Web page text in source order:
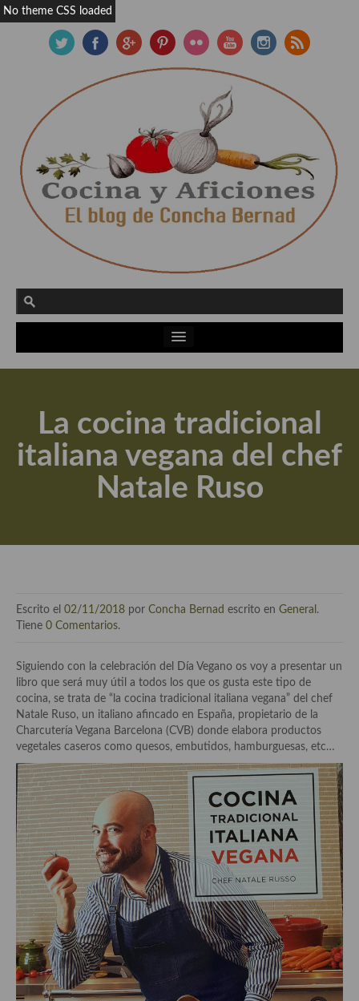
Actualidad y recomendaciones
Apuntes, estudios sobre temas interesantes e importantes
Aceite de Oliva Virgen Extra (AOVE)
Recetas maridadas con los mejores AOVES
Tiendas especiales
Especias, hierbas, condimentos, espesantes y aditivos
Historia de la gastronomía, platos celebres, cocineros, críticos,
historias culinarias y otras cosas
Origen y evolución de la comida
Protocolo y buenas maneras.
Ocio – restaurantes, bares, tabernas
Viajes eno-gastro-turísticos
En El Candelero
Las opiniones de la «Cocinera»
Prensa
Recetas
La cocina tradicional
italiana vegana del chef
Natale Ruso
Escrito el 02/11/2018 por Concha Bernad escrito en General .
Tiene 0 Comentarios.
Siguiendo con la celebración del Día Vegano os voy a presentar un
libro que será muy útil a todos los que os gusta este tipo de
cocina, se trata de “la cocina tradicional italiana vegana” del chef
Natale Ruso, un italiano afincado en España, propietario de la
Charcutería Vegana Barcelona (CVB) donde elabora productos
vegetales caseros como quesos, embutidos, hamburguesas, etc…
No theme CSS loaded